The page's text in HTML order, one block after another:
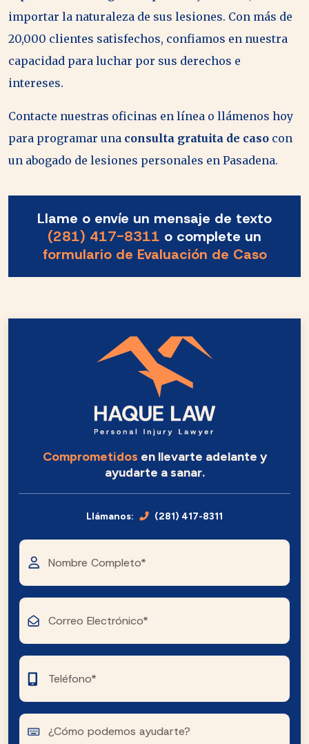
importar la naturaleza de sus lesiones. Con más de
20,000 clientes satisfechos, confiamos en nuestra
capacidad para luchar por sus derechos e
intereses.
Contacte nuestras oficinas en línea o llámenos hoy
para programar una consulta gratuita de caso con
un abogado de lesiones personales en Pasadena.
Llame o envíe un mensaje de texto
(281) 417-8311 o complete un
formulario de Evaluación de Caso
Comprometidos en llevarte adelante y
ayudarte a sanar.
Llámanos: (281) 417-8311